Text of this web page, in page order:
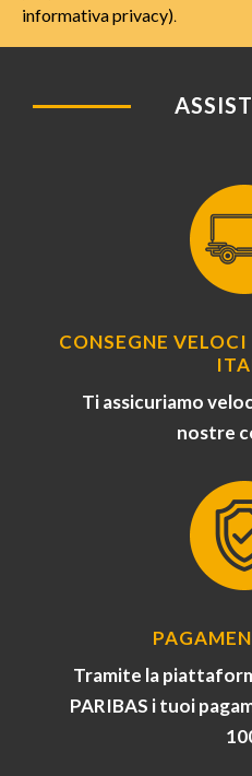
informativa privacy).
CONSEGNE
Ti assicuriamo
nostre
Tramite la
PARIBAS i tuoi